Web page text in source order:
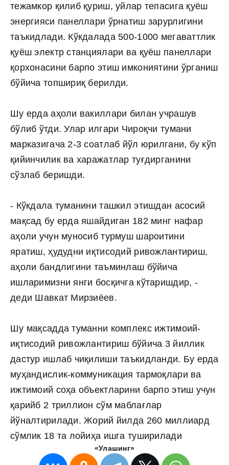
тежамкор қилиб қуриш, уйлар тепасига қуёш
энергияси панеллари ўрнатиш зарурлигини
таъкидлади. Кўкдалада 500-1000 мегаваттлик
қуёш электр станциялари ва қуёш панеллари
қорхонасини барпо этиш имкониятини ўрганиш
бўйича топшириқ берилди.
Шу ерда аҳоли вакиллари билан учрашув
бўлиб ўтди. Улар илгари Чироқчи тумани
марказигача 2-3 соатлаб йўл юрилгани, бу кўп
қийинчилик ва харажатлар туғдирганини
сўзлаб беришди.
- Кўкдала туманини ташкил этишдан асосий
мақсад бу ерда яшайдиган 182 минг нафар
аҳоли учун муносиб турмуш шароитини
яратиш, ҳудудни иқтисодий ривожлантириш,
аҳоли бандлигини таъминлаш бўйича
ишларимизни янги босқичга кўтаришдир, -
деди Шавкат Мирзиёев.
Шу мақсадда туманни комплекс ижтимоий-
иқтисодий ривожлантириш бўйича 3 йиллик
дастур ишлаб чиқилиши таъкидланди. Бу ерда
муҳандислик-коммуникация тармоқлари ва
ижтимоий соҳа объектларини барпо этиш учун
қарийб 2 триллион сўм маблағлар
йўналтирилади. Жорий йилда 260 миллиард
сўмлик 18 та лойиҳа ишга туширилади
«Улашинг»